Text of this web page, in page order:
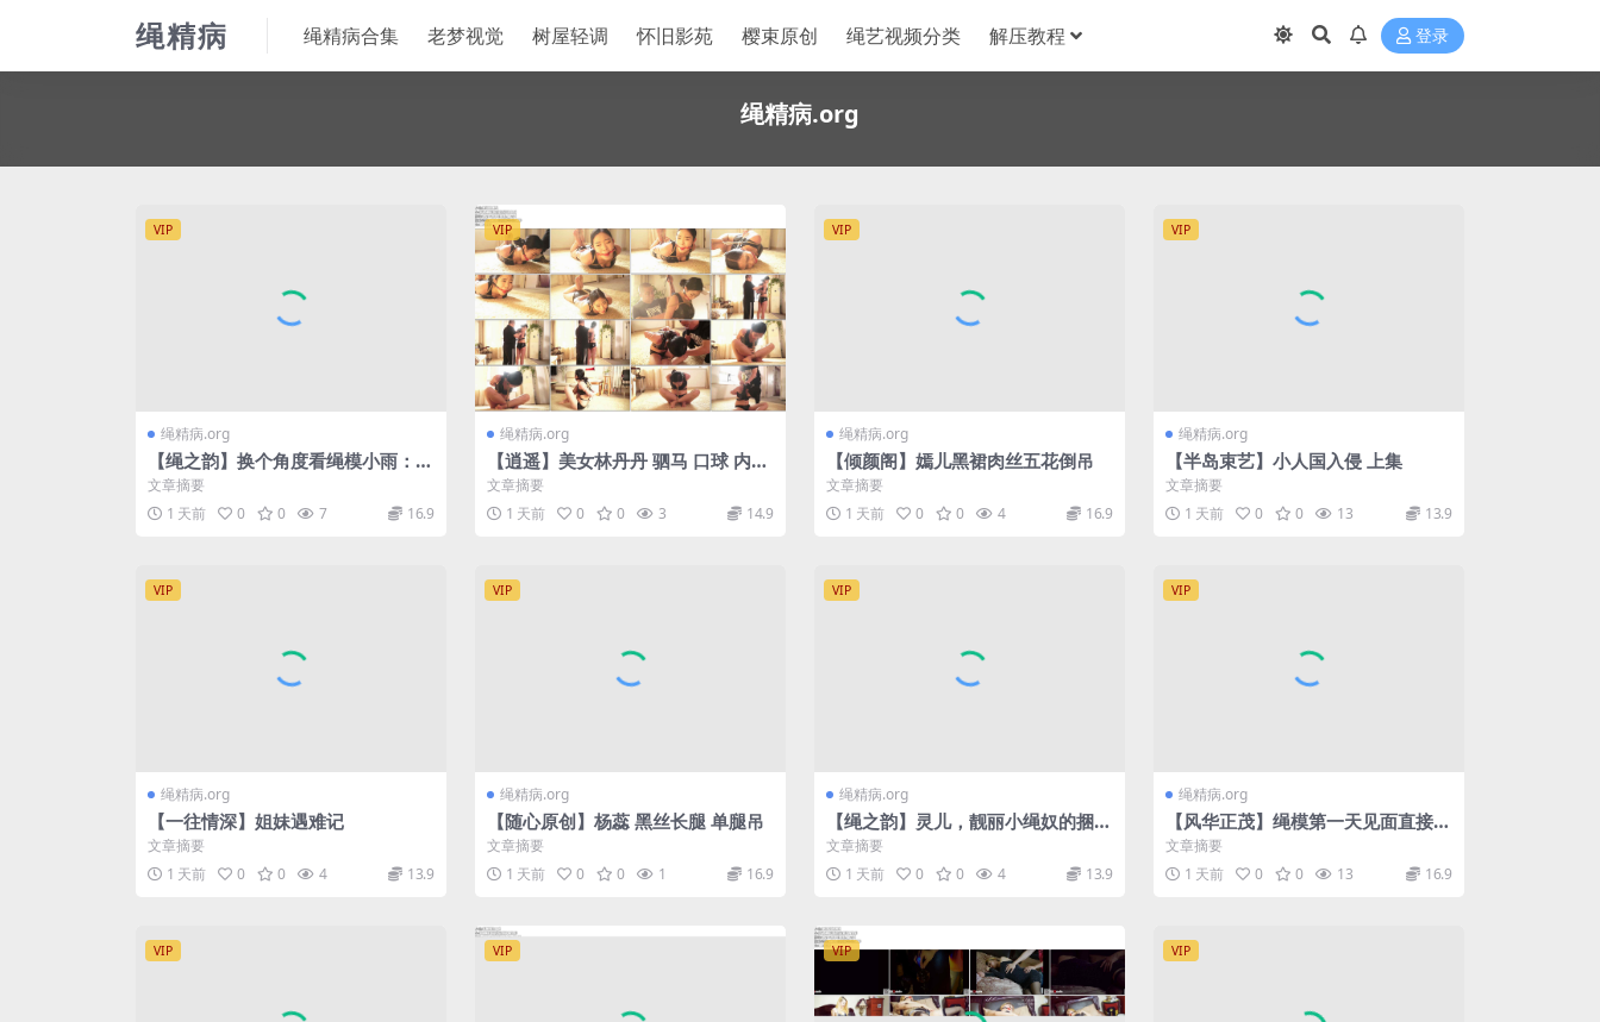
绳精病 绳精病合集 老梦视觉 树屋轻调 怀旧影苑 樱束原创 绳艺视频分类 解压教程 登录
绳精病.org
VIP
绳精病.org
【绳之韵】换个角度看绳模小雨：分
腿固定、长靴、网袜美腿玉足扭动，
亵玩、电击…
文章摘要
1 天前
0 0 7 16.9
VIP
绳精病.org
【逍遥】美女林丹丹 驷马 口球 内衣
紧缚 五花内衣 海老缚 紧紧的束缚美
女大声的呻吟.M
文章摘要
1 天前
0 0 3 14.9
VIP
绳精病.org
【倾颜阁】嫣儿黑裙肉丝五花倒吊
文章摘要
1 天前
0 0 4 16.9
VIP
绳精病.org
【半岛束艺】小人国入侵 上集
文章摘要
1 天前
0 0 13 13.9
VIP
绳精病.org
【一往情深】姐妹遇难记
文章摘要
1 天前
0 0 4 13.9
VIP
绳精病.org
【随心原创】杨蕊 黑丝长腿 单腿吊
文章摘要
1 天前
0 0 1 16.9
VIP
绳精病.org
【绳之韵】灵儿，靓丽小绳奴的捆绑
之约下集镣铐驷马、绑脚丫、驷马放
置，绳奴训练进行中
文章摘要
1 天前
0 0 4 13.9
VIP
绳精病.org
【风华正茂】绳模第一天见面直接变
M 剧情发展太快 开心啊
文章摘要
1 天前
0 0 13 16.9
VIP VIP VIP VIP